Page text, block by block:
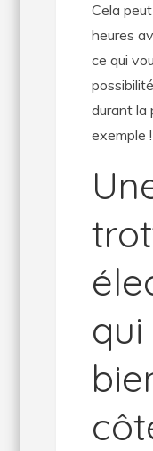
Cela
heures
ce qui
durant la
exemple !